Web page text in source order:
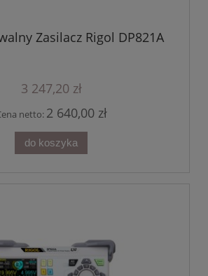
Zasilacz Rigol DP821A
3 247,20 zł
netto: 2 640,00 zł
do koszyka